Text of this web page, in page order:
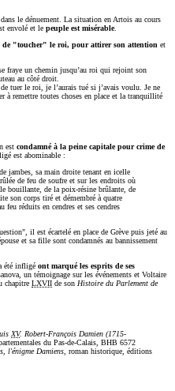
le dénuement. La situation en Artois au cours
envolé et le peuple est misérable.
de "toucher" le roi, pour attirer son attention et
fraye un chemin jusqu’au roi qui rejoint son
au côté droit.
tuer le roi, je l’aurais tué si j’avais voulu. Je ne
remettre toutes choses en place et la tranquillité
est condamné à la peine capitale pour crime de
est abominable :
jambes, sa main droite tenant en icelle
de feu de soufre et sur les endroits où
bouillante, de la poix-résine brûlante, de
son corps tiré et démembré à quatre
feu réduits en cendres et ses cendres
il est écartelé en place de Grève puis jeté au
et sa fille sont condamnés au bannissement
été infligé ont marqué les esprits de ses
un témoignage sur les événements et Voltaire
chapitre LXVII de son Histoire du Parlement de
XV. Robert-François Damien (1715-
du Pas-de-Calais, BHB 6572
l'énigme Damiens , roman historique, éditions